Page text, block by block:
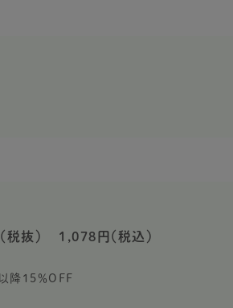
（税抜） 1,078円（税込）
降15％OFF